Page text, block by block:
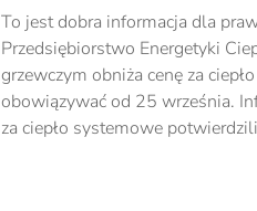
To jest dobra informacja dla
Przedsiębiorstwo Energetyki
grzewczym obniża cenę za
obowiązywać od 25 września.
za ciepło systemowe